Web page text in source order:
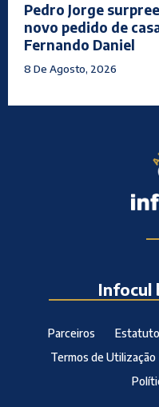
Pedro Jorge
novo pedido de
Fernando Daniel
8 De Agosto, 2026
Infocul
Parceiros
Termos de Utilização